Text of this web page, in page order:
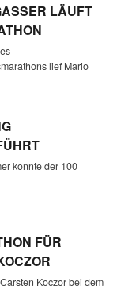
LÄUFT
lief Mario
konnte der 100
FÜR
Koczor bei dem